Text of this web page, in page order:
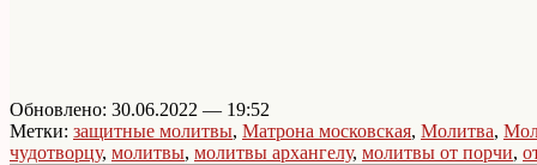
Обновлено: 30.06.2022 — 19:52
Метки: защитные молитвы, Матрона московская, Молитва,
чудотворцу, молитвы, молитвы архангелу, молитвы от порчи,